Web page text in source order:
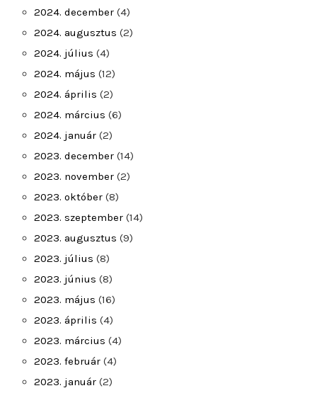
2024. december (4)
2024. augusztus (2)
2024. július (4)
2024. május (12)
2024. április (2)
2024. március (6)
2024. január (2)
2023. december (14)
2023. november (2)
2023. október (8)
2023. szeptember (14)
2023. augusztus (9)
2023. július (8)
2023. június (8)
2023. május (16)
2023. április (4)
2023. március (4)
2023. február (4)
2023. január (2)